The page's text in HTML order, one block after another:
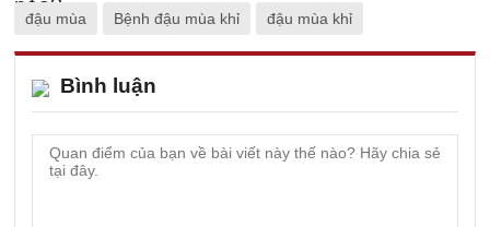
đậu mùa Bệnh đậu mùa khỉ đậu mùa khỉ
Bình luận